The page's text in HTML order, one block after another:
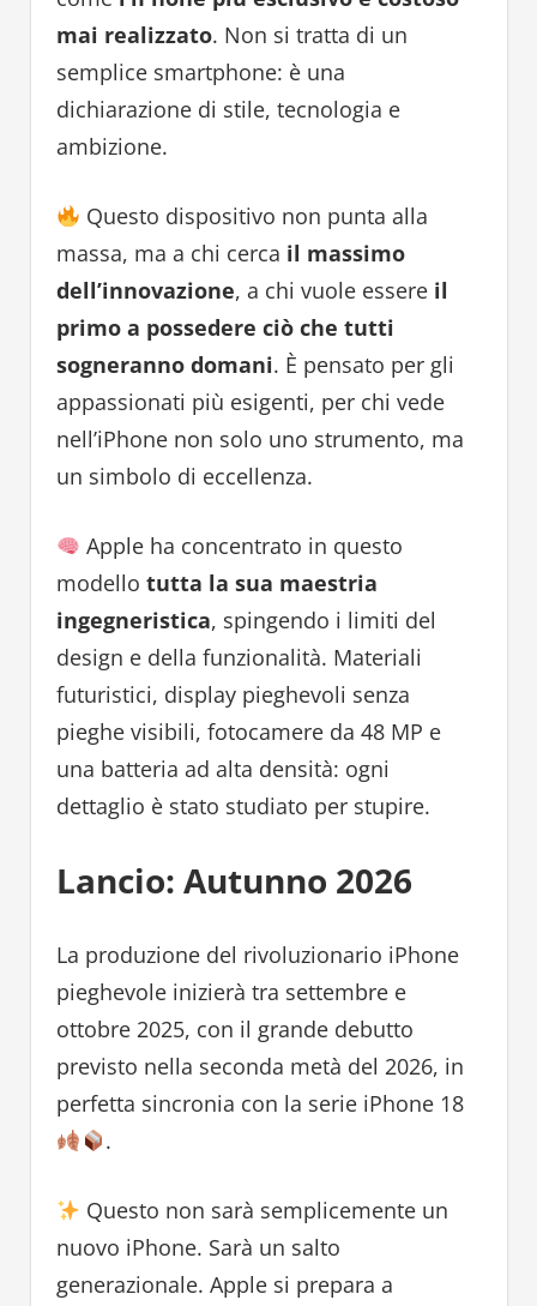
mai realizzato. Non si tratta di un
semplice smartphone: è una
dichiarazione di stile, tecnologia e
ambizione.
Questo dispositivo non punta alla
massa, ma a chi cerca il massimo
dell’innovazione, a chi vuole essere il
primo a possedere ciò che tutti
sogneranno domani. È pensato per gli
appassionati più esigenti, per chi vede
nell’iPhone non solo uno strumento, ma
un simbolo di eccellenza.
Apple ha concentrato in questo
modello tutta la sua maestria
ingegneristica, spingendo i limiti del
design e della funzionalità. Materiali
futuristici, display pieghevoli senza
pieghe visibili, fotocamere da 48 MP e
una batteria ad alta densità: ogni
dettaglio è stato studiato per stupire.
Lancio: Autunno 2026
La produzione del rivoluzionario iPhone
pieghevole inizierà tra settembre e
ottobre 2025, con il grande debutto
previsto nella seconda metà del 2026, in
perfetta sincronia con la serie iPhone 18
.
Questo non sarà semplicemente un
nuovo iPhone. Sarà un salto
generazionale. Apple si prepara a